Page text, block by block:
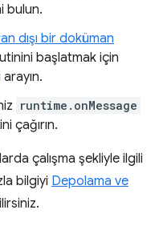
bulun.
dışı bir doküman
başlatmak için
arayın.
runtime.onMessage
çağırın.
çalışma şekliyle ilgili
bilgiyi Depolama ve